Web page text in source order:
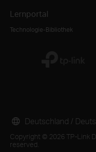
Lernportal
Technologie-Bibliothek
Copyright © 2026 TP-Link
reserved.
Deutschland /